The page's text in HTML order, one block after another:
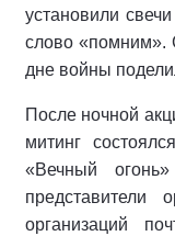
установили
слово «помним».
дне войны
После ночной
митинг
«Вечный
представители
организаций